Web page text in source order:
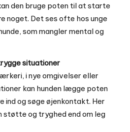
den bruge poten til at starte
noget. Det ses ofte hos unge
som mangler mental og
situationer
i nye omgivelser eller
kan hunden lægge poten
og søge øjenkontakt. Her
støtte og tryghed end om leg